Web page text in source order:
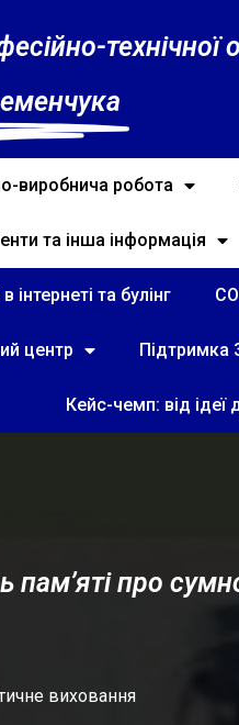
технічної
виробнича робота
та інша інформація
інтернеті та булінг
центр Підтримка
Кейс-чемп: від ідеї
про
виховання